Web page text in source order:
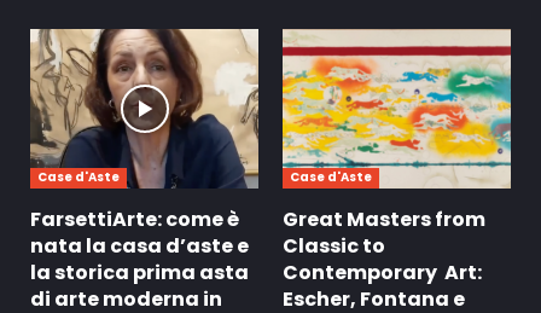
Case d'Aste
FarsettiArte: come è
nata la casa d’aste e
la storica prima asta
di arte moderna in
Case d'Aste
Great Masters from
Classic to
Contemporary Art:
Escher, Fontana e